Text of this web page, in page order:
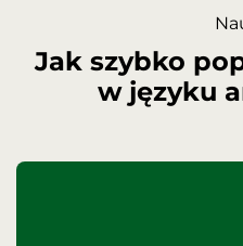
Jak szybko
w języku